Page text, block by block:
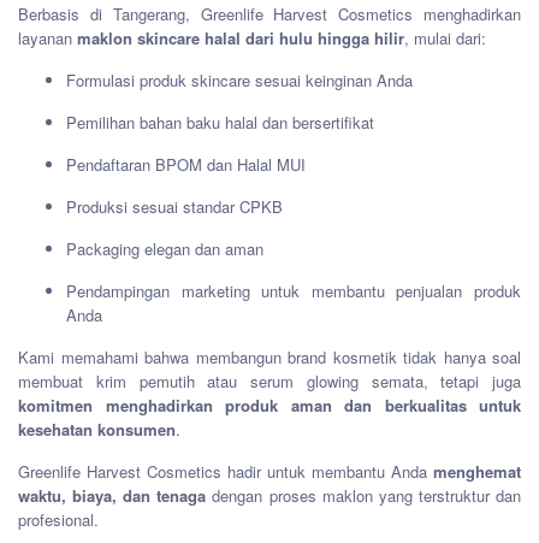
Berbasis di Tangerang, Greenlife Harvest Cosmetics menghadirkan
layanan maklon skincare halal dari hulu hingga hilir, mulai dari:
Formulasi produk skincare sesuai keinginan Anda
Pemilihan bahan baku halal dan bersertifikat
Pendaftaran BPOM dan Halal MUI
Produksi sesuai standar CPKB
Packaging elegan dan aman
Pendampingan marketing untuk membantu penjualan produk
Anda
Kami memahami bahwa membangun brand kosmetik tidak hanya soal
membuat krim pemutih atau serum glowing semata, tetapi juga
komitmen menghadirkan produk aman dan berkualitas untuk
kesehatan konsumen.
Greenlife Harvest Cosmetics hadir untuk membantu Anda menghemat
waktu, biaya, dan tenaga dengan proses maklon yang terstruktur dan
profesional.